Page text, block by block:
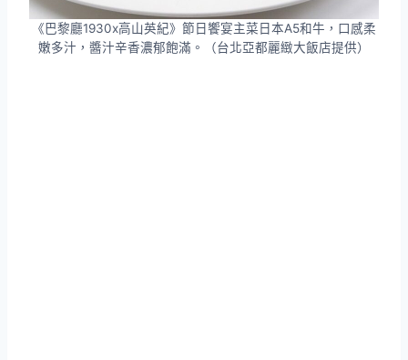
《巴黎廳1930x高山英紀》節日饗宴主菜日本A5和牛，口感柔
嫩多汁，醬汁辛香濃郁飽滿。（台北亞都麗緻大飯店提供）